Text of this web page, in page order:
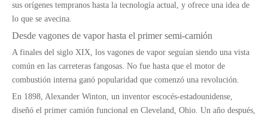
sus orígenes tempranos hasta la tecnología actual, y ofrece una idea de
lo que se avecina.
Desde vagones de vapor hasta el primer semi-camión
A finales del siglo XIX, los vagones de vapor seguían siendo una vista
común en las carreteras fangosas. No fue hasta que el motor de
combustión interna ganó popularidad que comenzó una revolución.
En 1898, Alexander Winton, un inventor escocés-estadounidense,
diseñó el primer camión funcional en Cleveland, Ohio. Un año después,